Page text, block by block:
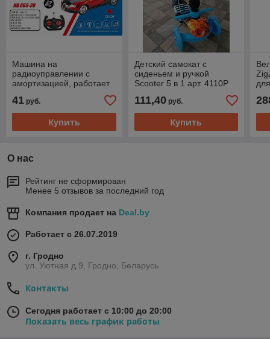
Машина на
радиоуправлении с
амортизацией, работает
41 руб.
Купить
Детский самокат с
сиденьем и ручкой
Scooter 5 в 1 арт. 4110P
111,40руб.
Купить
О нас
Рейтинг не сформирован
Менее 5 отзывов за последний год
Компания продает на Deal.by
Работает с 26.07.2019
г. Гродно
ул. Уютная д.9, Гродно, Беларусь
Контакты
Сегодня работает с 10:00 до 20:00
Показать весь график работы